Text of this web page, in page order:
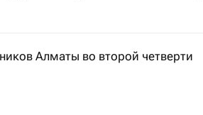
Алматы во второй четверти
Алматы рассказали,